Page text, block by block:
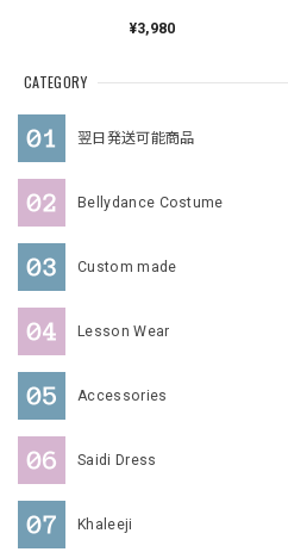
CATEGORY
翌日発送可能商品
Bellydance Costume
Custom made
Lesson Wear
Accessories
Saidi Dress
Khaleeji
¥3,980